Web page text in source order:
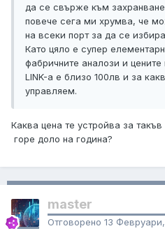
да се свърже към
повече сега ми хрумва, че
на всеки порт за да се
Като цяло е супер
фабричните аналози и
LINK-а е близо 100лв и за
управляем.
Каква цена те устройва за
горе доло на година?
master
Отговорено 13